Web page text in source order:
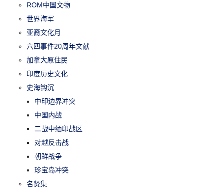
ROM中国文物
世界海军
亚裔文化月
六四事件20周年文献
加拿大原住民
印度历史文化
史海钩沉
中印边界冲突
中国内战
二战中缅印战区
对越反击战
朝鲜战争
珍宝岛冲突
名贤集